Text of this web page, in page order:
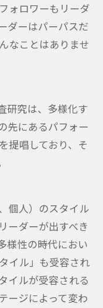
ォロワーもリーダ
ダーはパーパスだ
なことはありませ
研究は、多様化す
先にあるパフォー
提唱しており、そ
個人）のスタイル
ーダーが出すべき
様性の時代におい
イル」も受容され
イルが受容される
ージによって変わ